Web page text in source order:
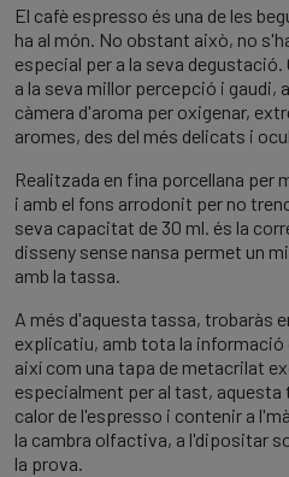
El cafè espresso és una de les
ha al món. No obstant això, no
especial per a la seva
a la seva millor percepció i gaudi,
càmera d'aroma per oxigenar,
aromes, des del més delicats i
Realitzada en fina porcellana per
i amb el fons arrodonit per no
seva capacitat de 30 ml. és la
disseny sense nansa permet un
amb la tassa.
A més d'aquesta tassa, trobaràs
explicatiu, amb tota la
així com una tapa de metacrilat
especialment per al tast, aquesta
calor de l'espresso i contenir a
la cambra olfactiva, a l'dipositar
la prova.